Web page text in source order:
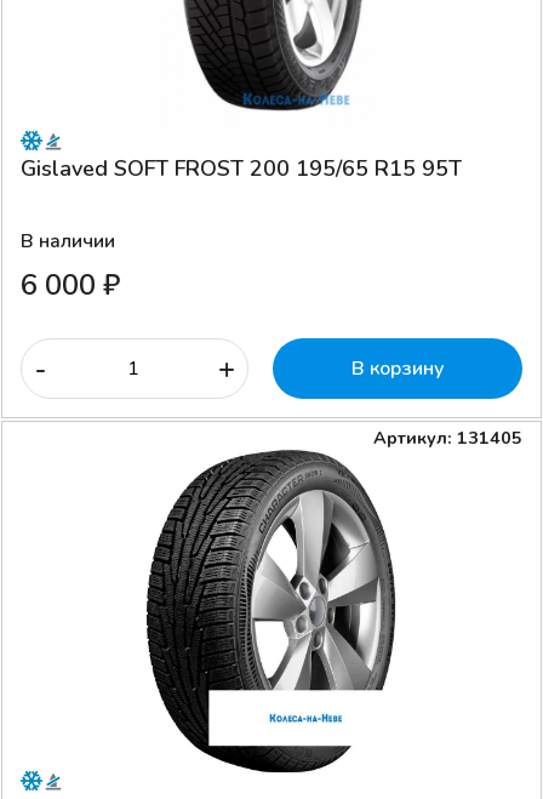
Gislaved SOFT FROST 200 195/65 R15 95T
В наличии
6 000 ₽
- + В корзину
Артикул: 131405